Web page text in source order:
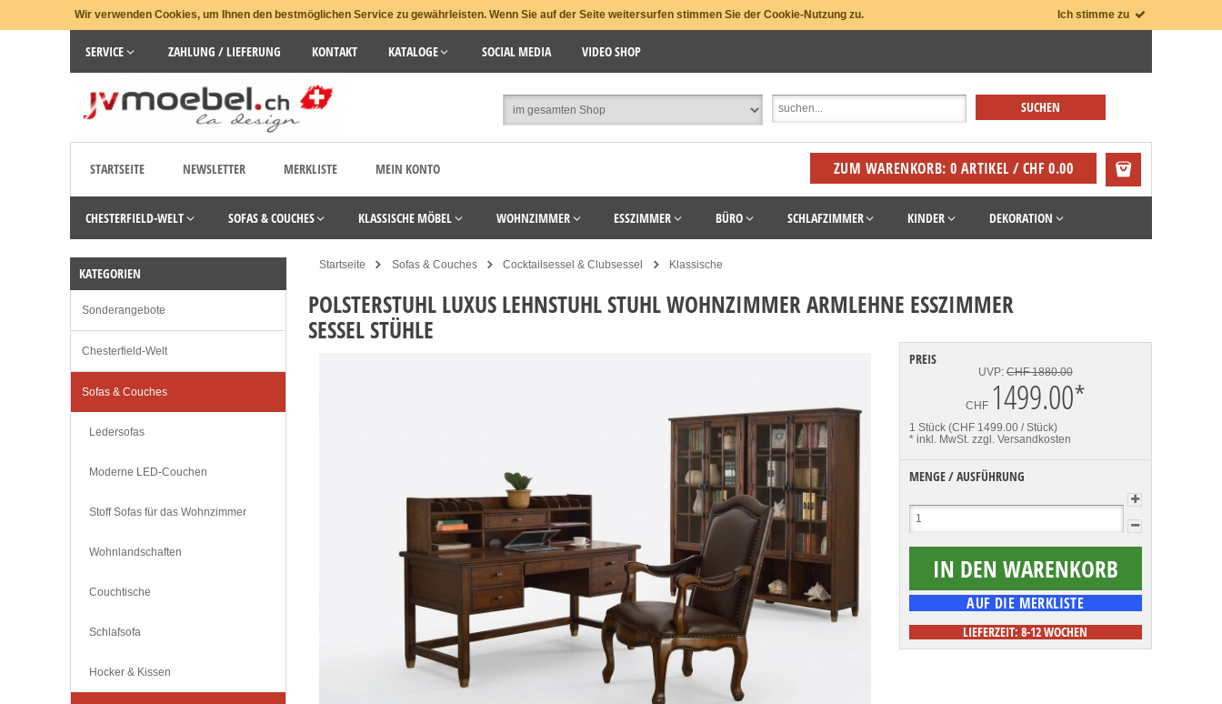
Wir verwenden Cookies, um Ihnen den bestmöglichen Service zu gewährleisten. Wenn Sie auf der Seite weitersurfen stimmen Sie der Cookie-Nutzung zu. Ich stimme zu
SERVICE ZAHLUNG / LIEFERUNG KONTAKT KATALOGE SOCIAL MEDIA VIDEO SHOP
STARTSEITE NEWSLETTER MERKLISTE MEIN KONTO ZUM WARENKORB: 0 ARTIKEL / CHF 0.00
CHESTERFIELD-WELT SOFAS & COUCHES KLASSISCHE MÖBEL WOHNZIMMER ESSZIMMER BÜRO SCHLAFZIMMER KINDER DEKORATION
Startseite Sofas & Couches Cocktailsessel & Clubsessel Klassische
POLSTERSTUHL LUXUS LEHNSTUHL STUHL WOHNZIMMER ARMLEHNE ESSZIMMER
SESSEL STÜHLE
PREIS
UVP:CHF 1880.00
CHF 1499.00*
1 Stück (CHF 1499.00 / Stück)
* inkl. MwSt. zzgl. Versandkosten
MENGE / AUSFÜHRUNG
LIEFERZEIT: 8-12 WOCHEN
KATEGORIEN
Sonderangebote
Chesterfield-Welt
Sofas & Couches
Ledersofas
Moderne LED-Couchen
Stoff Sofas für das Wohnzimmer
Wohnlandschaften
Couchtische
Schlafsofa
Hocker & Kissen